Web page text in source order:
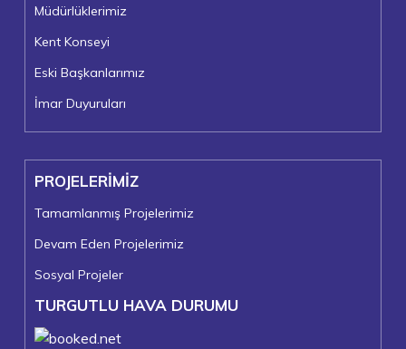
Müdürlüklerimiz
Kent Konseyi
Eski Başkanlarımız
İmar Duyuruları
PROJELERİMİZ
Tamamlanmış Projelerimiz
Devam Eden Projelerimiz
Sosyal Projeler
TURGUTLU HAVA DURUMU